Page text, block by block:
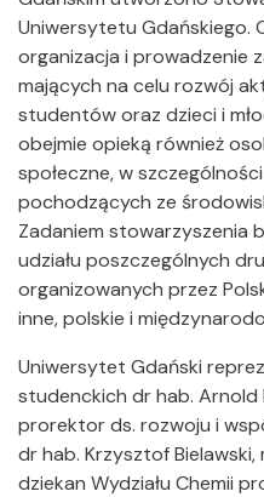
Uniwersytetu Gdańskiego.
organizacja i prowadzenie
mających na celu rozwój
studentów oraz dzieci i
obejmie opieką również
społeczne, w
pochodzących ze
Zadaniem stowarzyszenia
udziału poszczególnych
organizowanych przez
inne, polskie i
Uniwersytet Gdański
studenckich dr hab. Arnold
prorektor ds. rozwoju i
dr hab. Krzysztof
dziekan Wydziału Chemii